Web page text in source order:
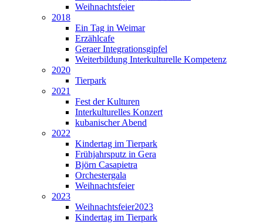
Weihnachtsfeier
2018
Ein Tag in Weimar
Erzählcafe
Geraer Integrationsgipfel
Weiterbildung Interkulturelle Kompetenz
2020
Tierpark
2021
Fest der Kulturen
Interkulturelles Konzert
kubanischer Abend
2022
Kindertag im Tierpark
Frühjahrsputz in Gera
Björn Casapietra
Orchestergala
Weihnachtsfeier
2023
Weihnachtsfeier2023
Kindertag im Tierpark